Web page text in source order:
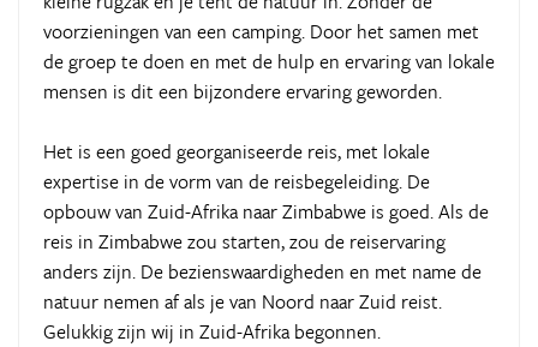
voorzieningen van een camping. Door het samen met
de groep te doen en met de hulp en ervaring van lokale
mensen is dit een bijzondere ervaring geworden.
Het is een goed georganiseerde reis, met lokale
expertise in de vorm van de reisbegeleiding. De
opbouw van Zuid-Afrika naar Zimbabwe is goed. Als de
reis in Zimbabwe zou starten, zou de reiservaring
anders zijn. De bezienswaardigheden en met name de
natuur nemen af als je van Noord naar Zuid reist.
Gelukkig zijn wij in Zuid-Afrika begonnen.